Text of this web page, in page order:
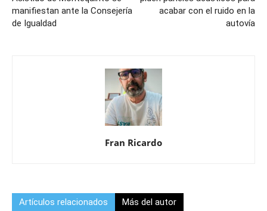
manifiestan ante la Consejería
de Igualdad
acabar con el ruido en la
autovía
Fran Ricardo
Artículos relacionados Más del autor